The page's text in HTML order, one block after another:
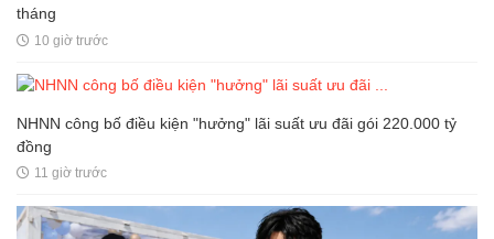
tháng
10 giờ trước
NHNN công bố điều kiện "hưởng" lãi suất ưu đãi gói 220.000 tỷ
đồng
11 giờ trước